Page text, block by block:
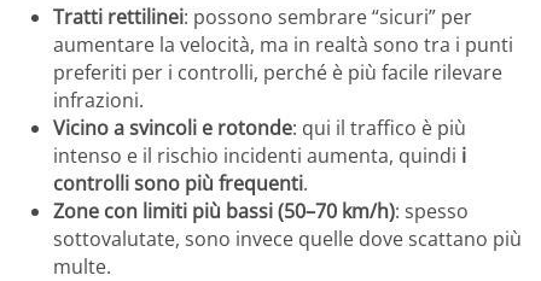
Tratti rettilinei: possono sembrare “sicuri” per
aumentare la velocità, ma in realtà sono tra i punti
preferiti per i controlli, perché è più facile rilevare
infrazioni.
Vicino a svincoli e rotonde: qui il traffico è più
intenso e il rischio incidenti aumenta, quindi i
controlli sono più frequenti.
Zone con limiti più bassi (50–70 km/h): spesso
sottovalutate, sono invece quelle dove scattano più
multe.